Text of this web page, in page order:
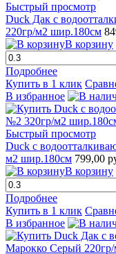
Быстрый просмотр
Duck Дак с
220гр/м2 шир.180см
В корзину
Подробнее
Купить в 1 клик
В избранное
Быстрый просмотр
Duck с
м2 шир.180см 799,00
В корзину
Подробнее
Купить в 1 клик
В избранное